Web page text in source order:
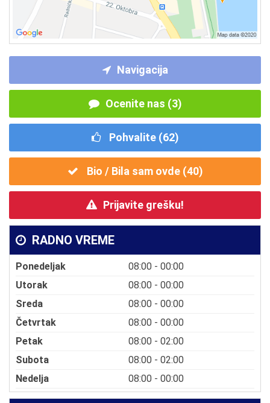
Navigacija
Ocenite nas (3)
Pohvalite (62)
Bio / Bila sam ovde (40)
Prijavite grešku!
RADNO VREME
Ponedeljak
08:00 - 00:00
Utorak
08:00 - 00:00
Sreda
08:00 - 00:00
Četvrtak
08:00 - 00:00
Petak
08:00 - 02:00
Subota
08:00 - 02:00
Nedelja
08:00 - 00:00